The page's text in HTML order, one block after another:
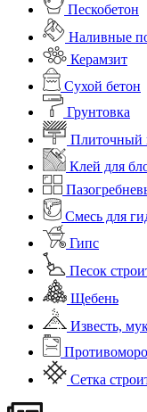
Пескобетон
Наливные
Керамзит
Сухой бетон
Грунтовка
Плиточный
Клей для
Смесь для
Гипс
Песок
Щебень
Известь,
Сетка